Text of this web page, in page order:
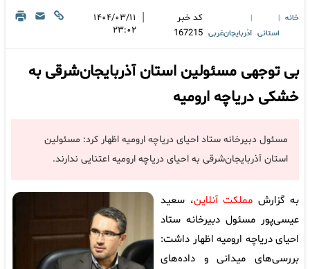
خانه
استانی آذربایجان‌غربی
کد خبر
167215
|
۱۴۰۴/۰۳/۱۱
۲۳:۰۲
بی توجهی مسئولین استان آذربایجان‌شرقی به
خشکی دریاچه ارومیه
مسئول دبیرخانه ستاد احیای دریاچه ارومیه اظهار کرد: مسئولین
استان آذربایجان‌شرقی به احیای دریاچه ارومیه اعتنایی ندارند.
به گزارش مملکت آنلاین، سعید
عیسی‌پور مسئول دبیرخانه ستاد
احیای دریاچه ارومیه اظهار داشت:
بررسی‌های میدانی و داده‌های